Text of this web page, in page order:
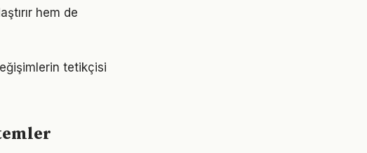
hem de
tetikçisi